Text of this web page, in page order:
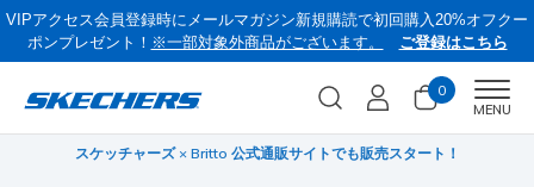
VIPアクセス会員登録時にメールマガジン新規購読で初回購入20%オフクー
ポンプレゼント！ ※一部対象外商品がございます。 ご登録はこちら
0
MENU
スケッチャーズ × Britto 公式通販サイトでも販売スタート！